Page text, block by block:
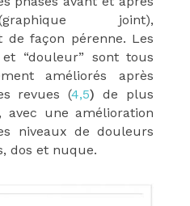
joint),
de façon pérenne. Les
“douleur” sont tous
améliorés après
revues (4,5) de plus
avec une amélioration
niveaux de douleurs
dos et nuque.